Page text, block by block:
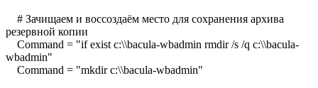
# Зачищаем и воссоздаём место для сохранения архива
резервной копии
Command = "if exist c:\\bacula-wbadmin rmdir /s /q c:\\bacula-
wbadmin"
Command = "mkdir c:\\bacula-wbadmin"